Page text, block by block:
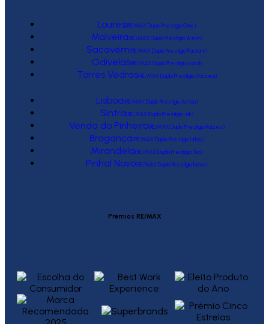
Loures(RE/MAX Duplo Prestígio One)
Malveira(RE/MAX Duplo Prestígio West)
Sacavém(RE/MAX Duplo Prestígio Factory)
Odivelas(RE/MAX Duplo Prestígio Local)
Torres Vedras(RE/MAX Duplo Prestígio Várzea)
Lisboa(RE/MAX Duplo Prestígio Action)
Sintra(RE/MAX Duplo Prestígio Link)
Venda do Pinheiro(RE/MAX Duplo Prestígio Raízes)
Bragança(RE/MAX Duplo Prestígio Urbis)
Mirandela(RE/MAX Duplo Prestígio Tua)
Pinhal Novo(RE/MAX Duplo Prestígio Novo)
Prémios RE/MAX